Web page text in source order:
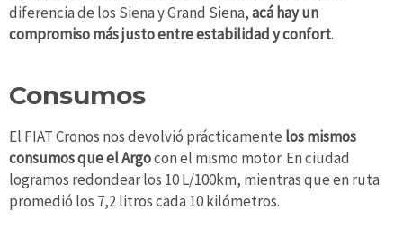
diferencia de los Siena y Grand Siena,acá hay un
compromiso más justo entre estabilidad y confort.
Consumos
El FIAT Cronos nos devolvió prácticamente los mismos
consumos que el Argocon el mismo motor. En ciudad
logramos redondear los 10 L/100km, mientras que en ruta
promedió los 7,2 litros cada 10 kilómetros.